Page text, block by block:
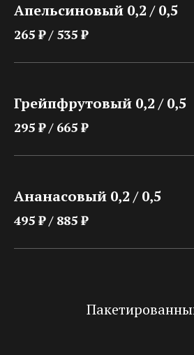
Апельсиновый 0,2 / 0,5
265 ₽ / 535 ₽
Грейпфрутовый 0,2 / 0,5
295 ₽ / 665 ₽
Ананасовый 0,2 / 0,5
495 ₽ / 885 ₽